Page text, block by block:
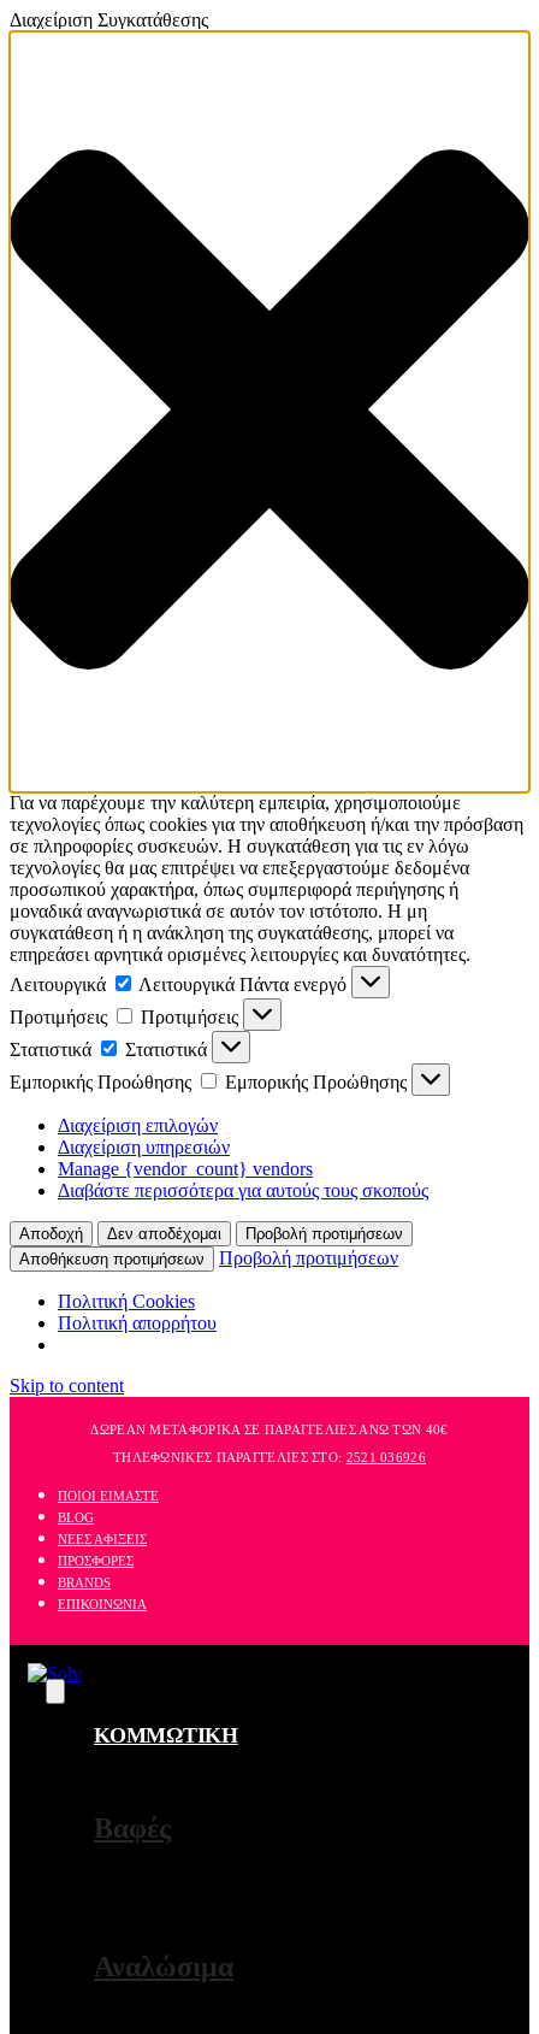
Διαχείριση Συγκατάθεσης
Για να παρέχουμε την καλύτερη εμπειρία, χρησιμοποιούμε
τεχνολογίες όπως cookies για την αποθήκευση ή/και την πρόσβαση
σε πληροφορίες συσκευών. Η συγκατάθεση για τις εν λόγω
τεχνολογίες θα μας επιτρέψει να επεξεργαστούμε δεδομένα
προσωπικού χαρακτήρα, όπως συμπεριφορά περιήγησης ή
μοναδικά αναγνωριστικά σε αυτόν τον ιστότοπο. Η μη
συγκατάθεση ή η ανάκληση της συγκατάθεσης, μπορεί να
επηρεάσει αρνητικά ορισμένες λειτουργίες και δυνατότητες.
Λειτουργικά
Λειτουργικά Πάντα ενεργό
Προτιμήσεις
Προτιμήσεις
Στατιστικά
Στατιστικά
Εμπορικής Προώθησης
Εμπορικής Προώθησης
Διαχείριση επιλογών
Διαχείριση υπηρεσιών
Manage {vendor_count} vendors
Διαβάστε περισσότερα για αυτούς τους σκοπούς
Αποδοχή Δεν αποδέχομαι
Προβολή προτιμήσεων
Αποθήκευση προτιμήσεων
Προβολή προτιμήσεων
Πολιτική Cookies
Πολιτική απορρήτου
Skip to content
ΔΩΡΕΑΝ ΜΕΤΑΦΟΡΙΚΑ ΣΕ ΠΑΡΑΓΓΕΛΙΕΣ ΑΝΩ ΤΩΝ 40€
ΤΗΛΕΦΩΝΙΚΕΣ ΠΑΡΑΓΓΕΛΙΕΣ ΣΤΟ: 2521 036926
ΠΟΙΟΙ ΕΙΜΑΣΤΕ
BLOG
ΝΕΕΣ ΑΦΙΞΕΙΣ
ΠΡΟΣΦΟΡΕΣ
BRANDS
ΕΠΙΚΟΙΝΩΝΙΑ
ΚΟΜΜΩΤΙΚΗ
Βαφές
Αναλώσιμα